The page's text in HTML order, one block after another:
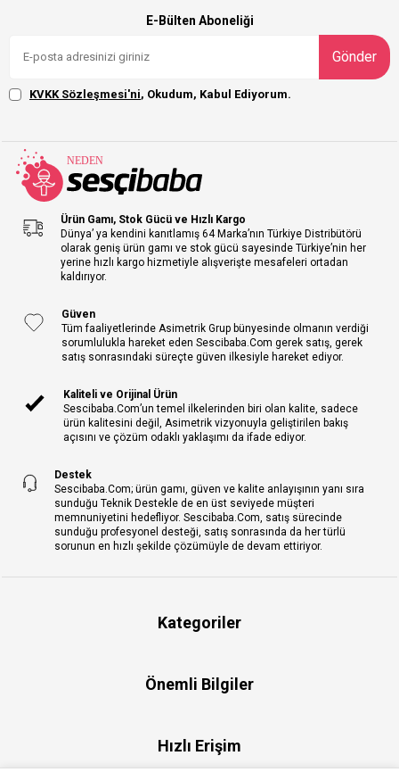
E-Bülten Aboneliği
Gönder
KVKK Sözleşmesi'ni, Okudum, Kabul Ediyorum.
Ürün Gamı, Stok Gücü ve Hızlı Kargo
Dünya’ ya kendini kanıtlamış 64 Marka’nın Türkiye Distribütörü
olarak geniş ürün gamı ve stok gücü sayesinde Türkiye’nin her
yerine hızlı kargo hizmetiyle alışverişte mesafeleri ortadan
kaldırıyor.
Güven
Tüm faaliyetlerinde Asimetrik Grup bünyesinde olmanın verdiği
sorumlulukla hareket eden Sescibaba.Com gerek satış, gerek
satış sonrasındaki süreçte güven ilkesiyle hareket ediyor.
Kaliteli ve Orijinal Ürün
Sescibaba.Com’un temel ilkelerinden biri olan kalite, sadece
ürün kalitesini değil, Asimetrik vizyonuyla geliştirilen bakış
açısını ve çözüm odaklı yaklaşımı da ifade ediyor.
Destek
Sescibaba.Com; ürün gamı, güven ve kalite anlayışının yanı sıra
sunduğu Teknik Destekle de en üst seviyede müşteri
memnuniyetini hedefliyor. Sescibaba.Com, satış sürecinde
sunduğu profesyonel desteği, satış sonrasında da her türlü
sorunun en hızlı şekilde çözümüyle de devam ettiriyor.
Kategoriler
Önemli Bilgiler
Hızlı Erişim